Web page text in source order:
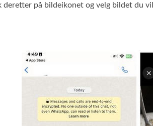
deretter på bildeikonet og velg bildet du